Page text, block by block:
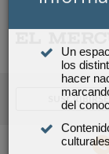
SUSCRIBIRSE
los
hacer